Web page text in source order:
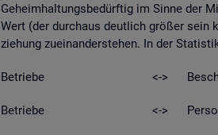
Ge­heim­hal­tungs­be­dürf­tig im Sinne der
Wert (der durch­aus deut­lich grö­ßer sein
zie­hung zu­ein­an­der­ste­hen. In der
Be­trie­be <->
Be­trie­be <-> Per­so­nen in